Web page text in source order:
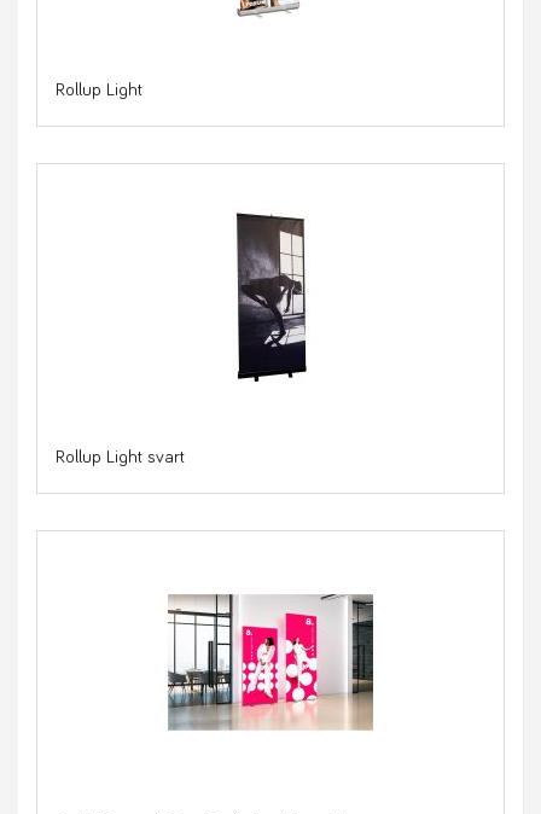
Rollup Light
Rollup Light svart